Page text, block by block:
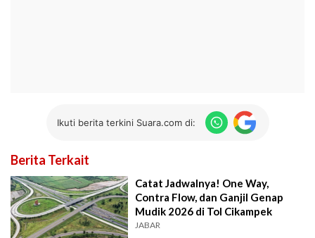
Ikuti berita terkini Suara.com di:
Berita Terkait
Catat Jadwalnya! One Way,
Contra Flow, dan Ganjil Genap
Mudik 2026 di Tol Cikampek
JABAR